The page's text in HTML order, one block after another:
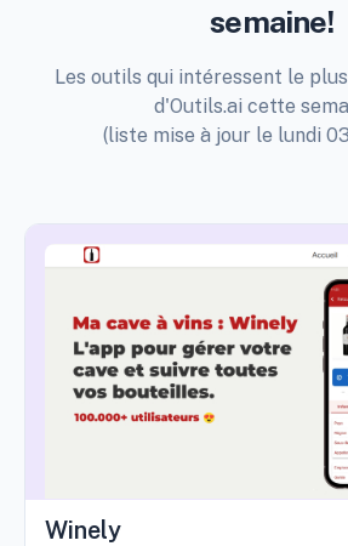
semaine!
Les outils qui intéressent le
d'Outils.ai cette
(liste mise à jour le lundi
Winely